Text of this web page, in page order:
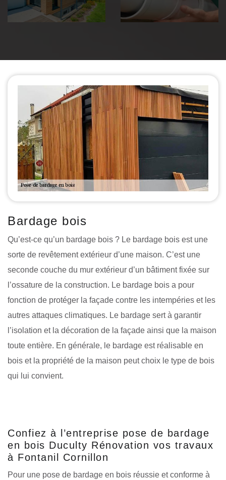
Bardage bois
Qu’est-ce qu’un bardage bois ? Le bardage bois est une
sorte de revêtement extérieur d’une maison. C’est une
seconde couche du mur extérieur d’un bâtiment fixée sur
l’ossature de la construction. Le bardage bois a pour
fonction de protéger la façade contre les intempéries et les
autres attaques climatiques. Le bardage sert à garantir
l’isolation et la décoration de la façade ainsi que la maison
toute entière. En générale, le bardage est réalisable en
bois et la propriété de la maison peut choix le type de bois
qui lui convient.
Confiez à l’entreprise pose de bardage
en bois Duculty Rénovation vos travaux
à Fontanil Cornillon
Pour une pose de bardage en bois réussie et conforme à